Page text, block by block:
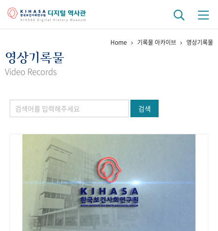
걸어온 길 기관 변천사
정책과 연구 키워드로 보는 연구 역사
연구자들
기록물 아카이브
사진 아카이브 문서 기록물 행정박물 영상 기록물
주년 기념
성과 50선 숫자로 보는 50년
Home 기록물 아카이브 영상기록물
영상기록물
Video Records
검색